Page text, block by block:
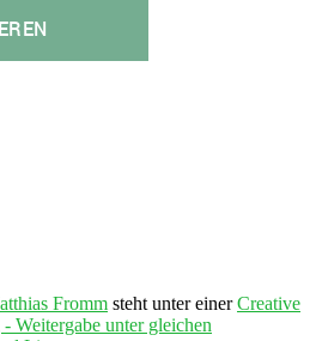
Fromm steht unter einerCreative
Weitergabe unter gleichen